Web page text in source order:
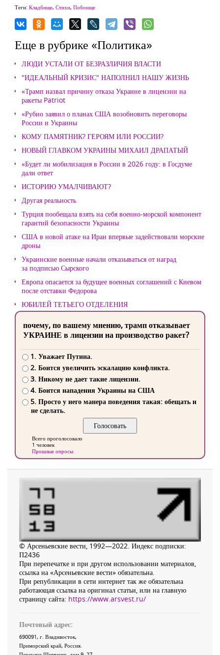
Теги: Кладбище, Стихи, Побоище
Еще в рубрике «Политика»
ЛЮДИ УСТАЛИ ОТ БЕЗРАЗЛИЧИЯ ВЛАСТИ
"ИДЕАЛЬНЫЙ КРИЗИС" НАПОЛНИЛ НАШУ ЖИЗНЬ
«Трамп назвал причину отказа Украине в лицензии на
ракеты Patriot
«Рубио заявил о планах США возобновить переговоры
России и Украины
КОМУ ПАМЯТНИК? ГЕРОЯМ ИЛИ РОССИИ?
НОВЫЙ ГЛАВКОМ УКРАИНЫ МИХАИЛ ДРАПАТЫЙ
«Будет ли мобилизация в России в 2026 году: в Госдуме
дали ответ
ИСТОРИЮ УМАЛЧИВАЮТ?
Другая реальность
Турция пообещала взять на себя военно-морской компонент
гарантий безопасности Украины
США в новой атаке на Иран впервые задействовали морские
дроны
Украинские военные начали отказываться от наград
за подписью Сырского
Европа опасается за будущее военных соглашений с Киевом
после отставки Федорова
ЮБИЛЕЙ ТЕТЬЕГО ОТДЕЛЕНИЯ
почему, по вашему мнению, трамп отказывает
УКРАИНЕ в лицензии на производство ракет?
1. Уважает Путина.
2. Боится увеличить эскалацию конфликта.
3. Никому не дает такие лицензии.
4. Боится нападения Украины на США
5. Просто у него манера поведения такая: обещать и
не сделать.
Всего проголосовало
1 человек
Прошлые опросы
© Арсеньевские вести, 1992—2022. Индекс подписки:
П2436
При перепечатке и при другом использовании материалов,
ссылка на «Арсеньевские вести» обязательна.
При републикации в сети интернет так же обязательна
работающая ссылка на оригинал статьи, или на главную
страницу сайта: https://www.arsvest.ru/
Почтовый адрес:
690091, г. Владивосток,
Приморский край, Россия.